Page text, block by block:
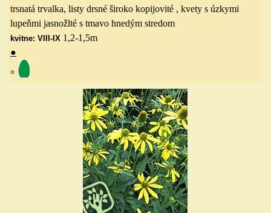
trsnatá trvalka, listy drsné široko kopijovité , kvety s úzkymi
lupeňmi jasnožlté s tmavo hnedým stredom
kvitne: VIII-IX 1,2-1,5m
●
◦